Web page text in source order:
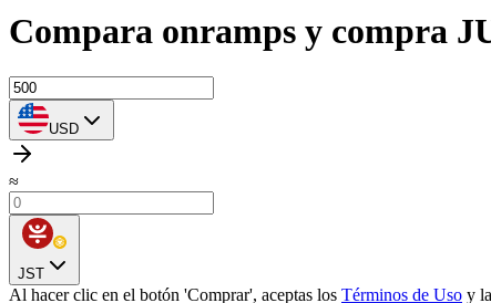
Compara onramps y compra
USD
≈
JST
Al hacer clic en el botón 'Comprar', aceptas los Términos de Uso y la